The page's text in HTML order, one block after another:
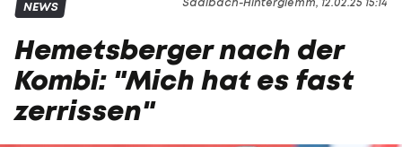
NEWS
Hemetsberger nach der
Kombi: "Mich hat es fast
zerrissen"